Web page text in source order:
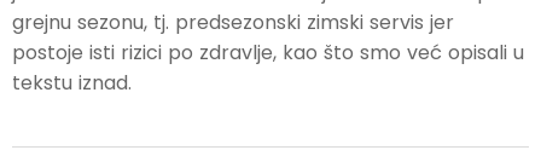
grejnu sezonu, tj. predsezonski zimski servis jer
postoje isti rizici po zdravlje, kao što smo već opisali u
tekstu iznad.